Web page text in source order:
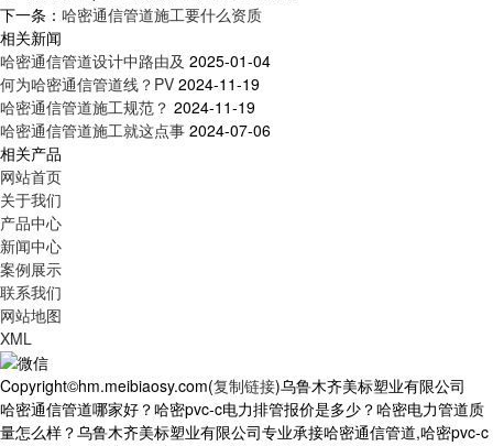
下一条： 哈密通信管道施工要什么资质
相关新闻
哈密通信管道设计中路由及 2025-01-04
何为哈密通信管道线？PV 2024-11-19
哈密通信管道施工规范？ 2024-11-19
哈密通信管道施工就这点事 2024-07-06
相关产品
网站首页
关于我们
产品中心
新闻中心
案例展示
联系我们
网站地图
XML
Copyright©hm.meibiaosy.com(复制链接)乌鲁木齐美标塑业有限公司
哈密通信管道哪家好？哈密pvc-c电力排管报价是多少？哈密电力管道质
量怎么样？乌鲁木齐美标塑业有限公司专业承接哈密通信管道,哈密pvc-c